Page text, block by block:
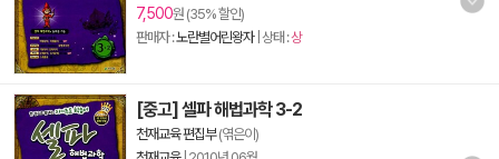
7,500원 (35% 할인)
판매자 :노란별어린왕자| 상태 :상
[중고] 셀파 해법과학 3-2
천재교육 편집부(엮은이)